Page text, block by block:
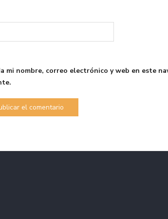
mi nombre, correo electrónico y web en este